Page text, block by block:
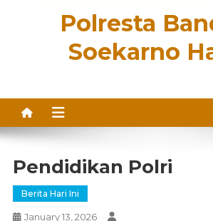
Polresta
Soekarno
Pendidikan Polri
Berita Hari Ini
January 13, 2026